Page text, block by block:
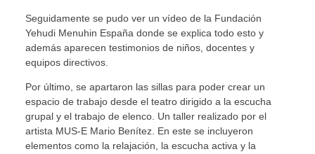
Seguidamente se pudo ver un vídeo de la Fundación
Yehudi Menuhin España donde se explica todo esto y
además aparecen testimonios de niños, docentes y
equipos directivos.
Por último, se apartaron las sillas para poder crear un
espacio de trabajo desde el teatro dirigido a la escucha
grupal y el trabajo de elenco. Un taller realizado por el
artista MUS-E Mario Benítez. En este se incluyeron
elementos como la relajación, la escucha activa y la